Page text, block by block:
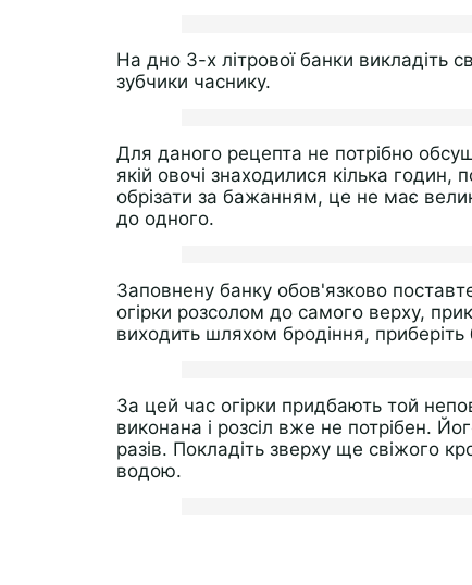
На дно 3-х літрової банки викладіть
зубчики часнику.
Для даного рецепта не потрібно
якій овочі знаходилися кілька годин,
обрізати за бажанням, це не має
до одного.
Заповнену банку обов'язково
огірки розсолом до самого верху,
виходить шляхом бродіння, приберіть
За цей час огірки придбають той
виконана і розсіл вже не потрібен.
разів. Покладіть зверху ще свіжого
водою.